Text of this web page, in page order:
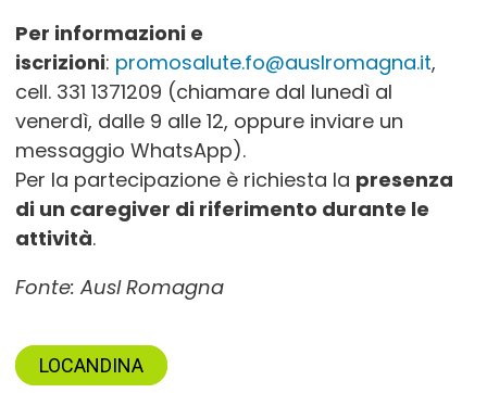
Per informazioni e
iscrizioni: promosalute.fo@auslromagna.it,
cell. 331 1371209 (chiamare dal lunedì al
venerdì, dalle 9 alle 12, oppure inviare un
messaggio WhatsApp).
Per la partecipazione è richiesta la presenza
di un caregiver di riferimento durante le
attività.
Fonte: Ausl Romagna
LOCANDINA